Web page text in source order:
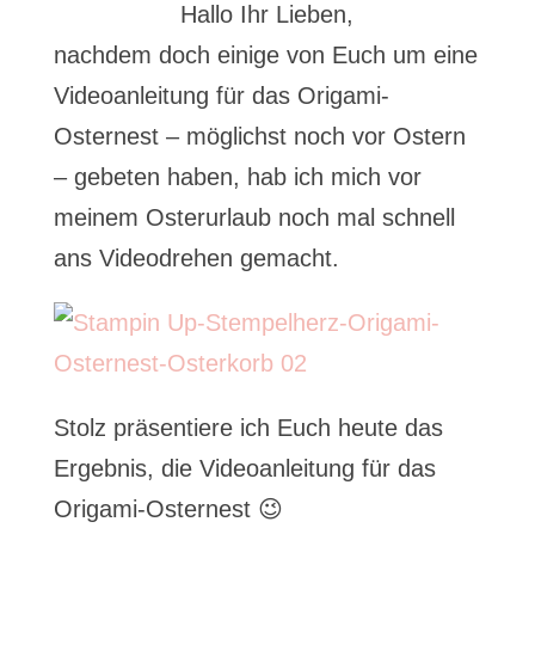
Hallo Ihr Lieben,
nachdem doch einige von Euch um eine
Videoanleitung für das Origami-
Osternest – möglichst noch vor Ostern
– gebeten haben, hab ich mich vor
meinem Osterurlaub noch mal schnell
ans Videodrehen gemacht.
Stolz präsentiere ich Euch heute das
Ergebnis, die Videoanleitung für das
Origami-Osternest 😉